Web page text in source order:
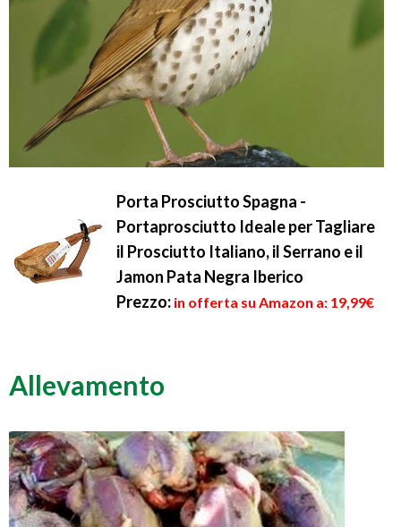
Porta Prosciutto Spagna -
Portaprosciutto Ideale per Tagliare
il Prosciutto Italiano, il Serrano e il
Jamon Pata Negra Iberico
Prezzo: in offerta su Amazon a: 19,99€
Allevamento